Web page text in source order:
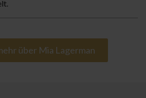
über Mia Lagerman